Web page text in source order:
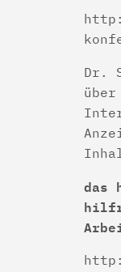
Dr.
das